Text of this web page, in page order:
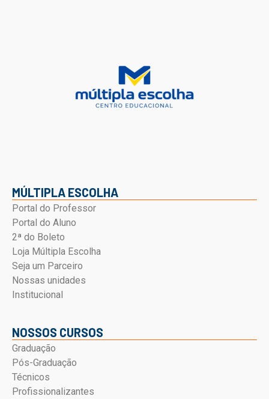
MÚLTIPLA ESCOLHA
Portal do Professor
Portal do Aluno
2ª do Boleto
Loja Múltipla Escolha
Seja um Parceiro
Nossas unidades
Institucional
NOSSOS CURSOS
Graduação
Pós-Graduação
Técnicos
Profissionalizantes